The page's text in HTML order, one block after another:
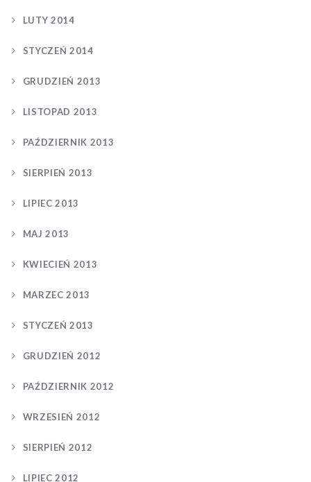
LUTY 2014
STYCZEŃ 2014
GRUDZIEŃ 2013
LISTOPAD 2013
PAŹDZIERNIK 2013
SIERPIEŃ 2013
LIPIEC 2013
MAJ 2013
KWIECIEŃ 2013
MARZEC 2013
STYCZEŃ 2013
GRUDZIEŃ 2012
PAŹDZIERNIK 2012
WRZESIEŃ 2012
SIERPIEŃ 2012
LIPIEC 2012